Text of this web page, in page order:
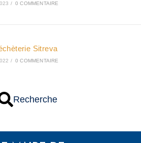
/ 0 COMMENTAIRE
Sitreva
/ 0 COMMENTAIRE
Recherche